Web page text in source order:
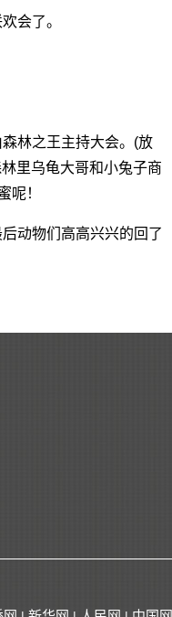
会了。
林之王主持大会。(放
里乌龟大哥和小兔子商
呢！
动物们高高兴兴的回了